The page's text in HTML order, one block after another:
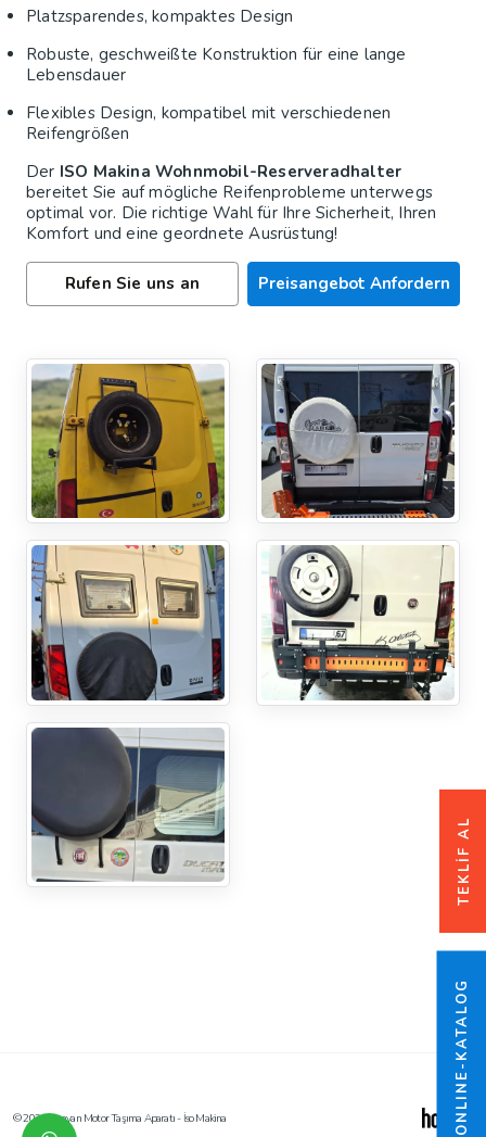
ONLINE-KATALOG
TEKLİF AL
Platzsparendes, kompaktes Design
Robuste, geschweißte Konstruktion für eine lange
Lebensdauer
Flexibles Design, kompatibel mit verschiedenen
Reifengrößen
Der ISO Makina Wohnmobil-Reserveradhalter
bereitet Sie auf mögliche Reifenprobleme unterwegs
optimal vor. Die richtige Wahl für Ihre Sicherheit, Ihren
Komfort und eine geordnete Ausrüstung!
Rufen Sie uns an Preisangebot Anfordern
© 2026 Karavan Motor Taşıma Aparatı - İso Makina